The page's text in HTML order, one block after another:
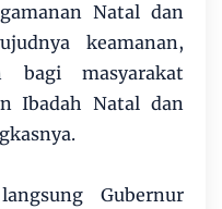
Natal dan
keamanan,
bagi masyarakat
Ibadah Natal dan
Gubernur